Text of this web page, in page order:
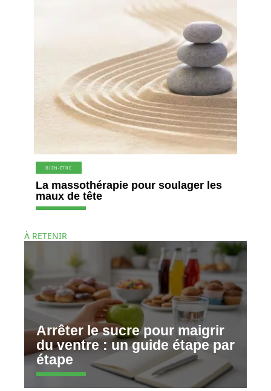
BIEN-ÊTRE
La massothérapie pour soulager les
maux de tête
À RETENIR
Arrêter le sucre pour maigrir
du ventre : un guide étape par
étape